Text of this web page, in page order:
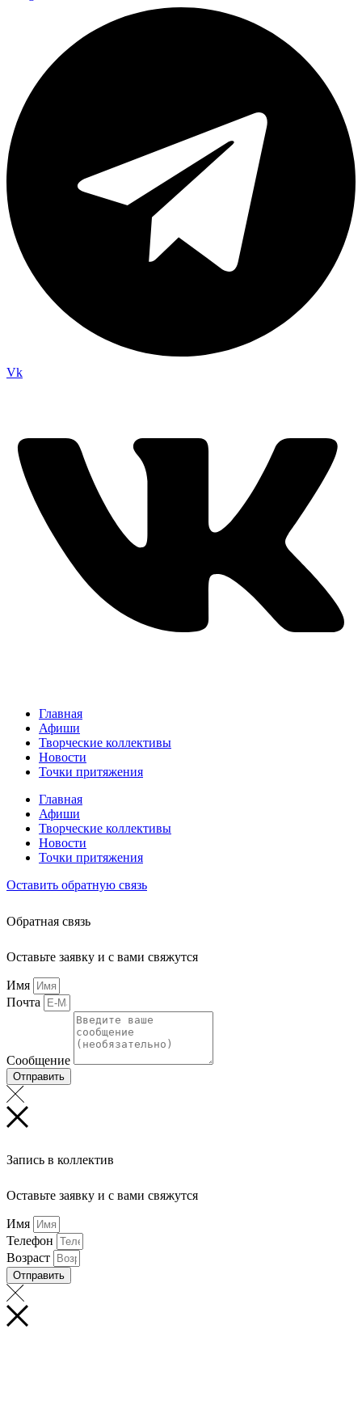
Vk
Главная
Афиши
Творческие коллективы
Новости
Точки притяжения
Главная
Афиши
Творческие коллективы
Новости
Точки притяжения
Оставить обратную связь
Обратная связь
Оставьте заявку и с вами свяжутся
Имя
Почта
Сообщение
Отправить
Запись в коллектив
Оставьте заявку и с вами свяжутся
Имя
Телефон
Возраст
Отправить